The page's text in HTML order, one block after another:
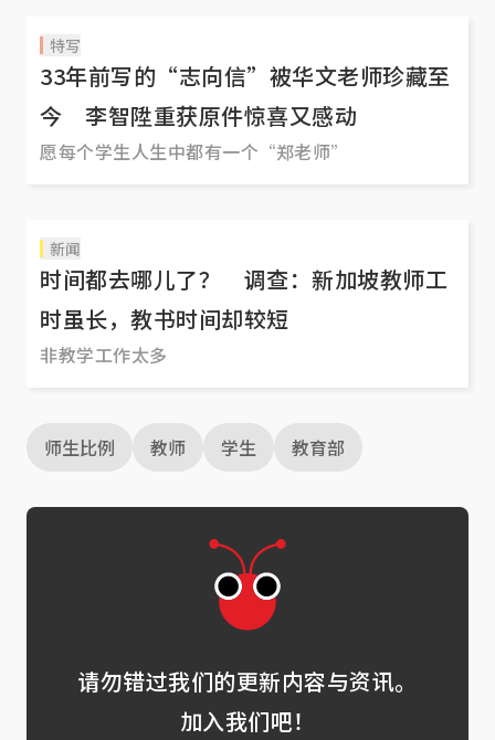
特写
33年前写的“志向信”被华文老师珍藏至
今 李智陞重获原件惊喜又感动
愿每个学生人生中都有一个“郑老师”
新闻
时间都去哪儿了？ 调查：新加坡教师工
时虽长，教书时间却较短
非教学工作太多
师生比例 教师 学生 教育部
请勿错过我们的更新内容与资讯。
加入我们吧！